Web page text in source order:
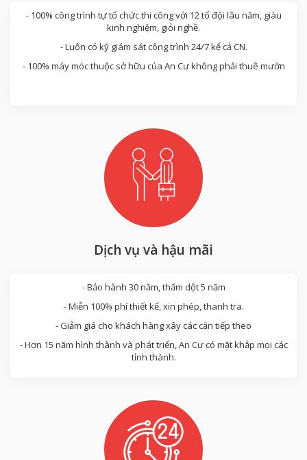
- 100% công trình tự tổ chức thi công với 12 tổ đội lâu năm, giàu
kinh nghiệm, giỏi nghề.
- Luôn có kỹ giám sát công trình 24/7 kể cả CN.
- 100% máy móc thuộc sở hữu của An Cư không phải thuê mướn
Dịch vụ và hậu mãi
- Bảo hành 30 năm, thấm dột 5 năm
- Miễn 100% phí thiết kế, xin phép, thanh tra.
- Giảm giá cho khách hàng xây các căn tiếp theo
- Hơn 15 năm hình thành và phát triển, An Cư có mặt khắp mọi các
tỉnh thành.